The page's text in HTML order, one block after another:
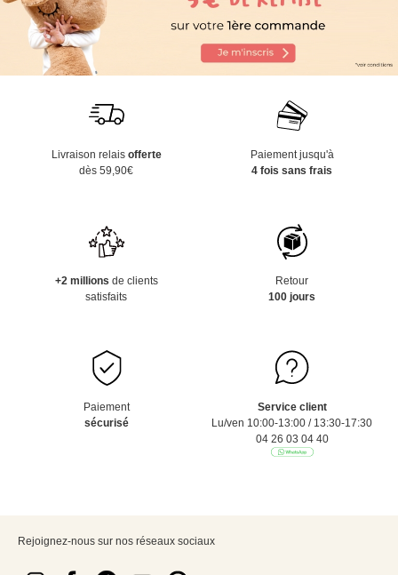
Livraison relais offerte
dès 59,90€
Paiement jusqu'à
4 fois sans frais
+2 millions de clients
satisfaits
Retour
100 jours
Paiement
sécurisé
Service client
Lu/ven 10:00-13:00 / 13:30-17:30
04 26 03 04 40
Rejoignez-nous sur nos réseaux sociaux